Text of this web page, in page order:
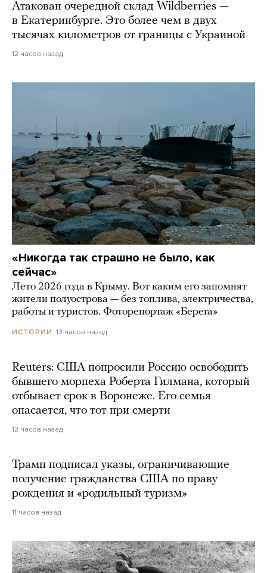
Атакован очередной склад Wildberries —
в Екатеринбурге. Это более чем в двух
тысячах километров от границы с Украиной
12 часов назад
«Никогда так страшно не было, как
сейчас»
Лето 2026 года в Крыму. Вот каким его запомнят
жители полуострова — без топлива, электричества,
работы и туристов. Фоторепортаж «Берега»
ИСТОРИИ 13 часов назад
Reuters: США попросили Россию освободить
бывшего морпеха Роберта Гилмана, который
отбывает срок в Воронеже. Его семья
опасается, что тот при смерти
12 часов назад
Трамп подписал указы, ограничивающие
получение гражданства США по праву
рождения и «родильный туризм»
11 часов назад